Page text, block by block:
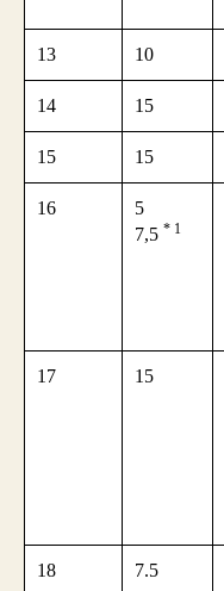
13 10
14 15
15 15
16
5
7,5 * 1
17 15
18 7.5